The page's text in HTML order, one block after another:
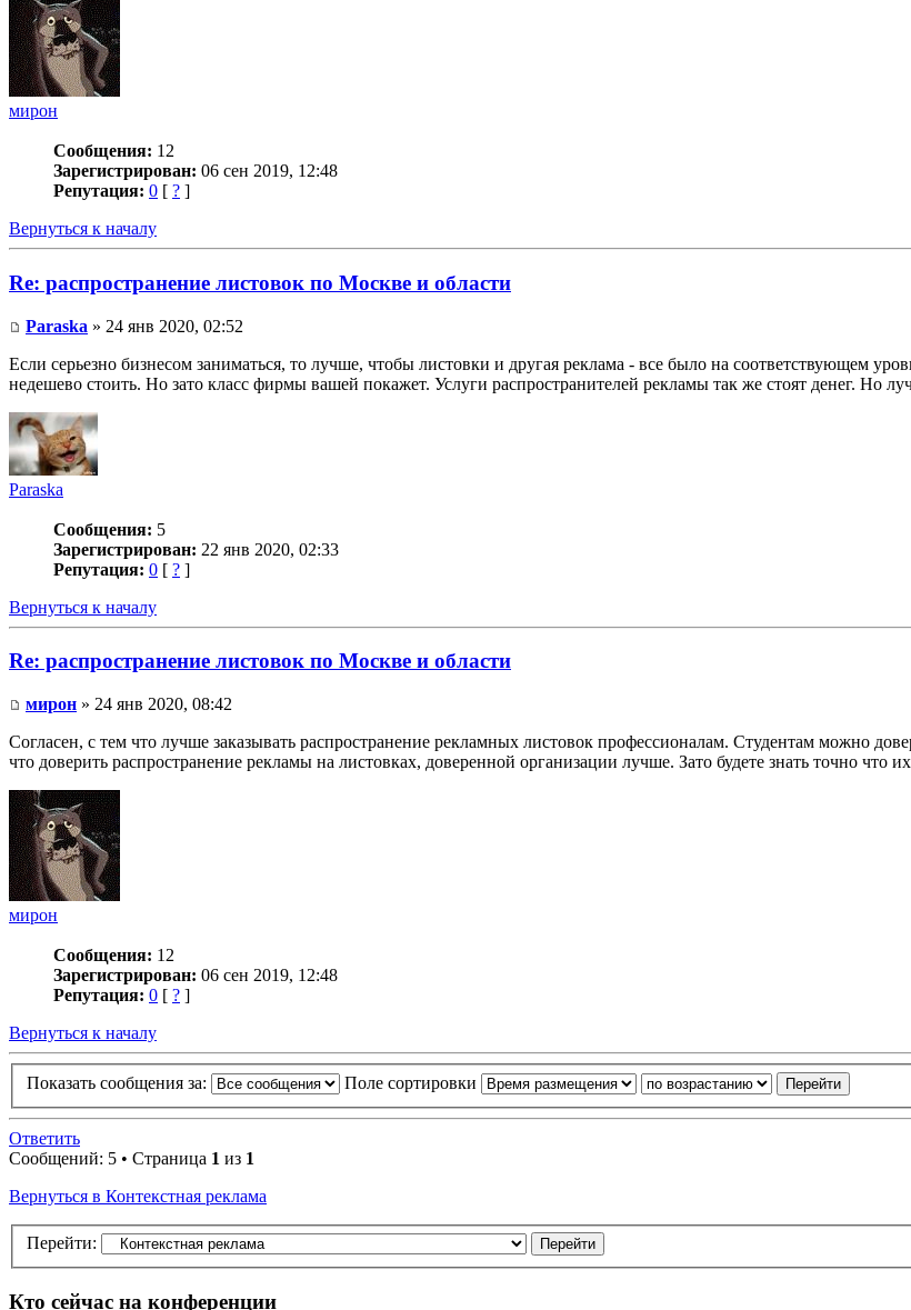
мирон
Сообщения: 12
Зарегистрирован: 06 сен 2019, 12:48
Репутация: 0 [ ? ]
Вернуться к началу
Re: распространение листовок по Москве и области
Paraska » 24 янв 2020, 02:52
Если серьезно бизнесом заниматься, то лучше, чтобы листовки и другая реклама - все было на соответствующем
недешево стоить. Но зато класс фирмы вашей покажет. Услуги распространителей рекламы так же стоят денег. Но
Paraska
Сообщения: 5
Зарегистрирован: 22 янв 2020, 02:33
Репутация: 0 [ ? ]
Вернуться к началу
Re: распространение листовок по Москве и области
мирон » 24 янв 2020, 08:42
Согласен, с тем что лучше заказывать распространение рекламных листовок профессионалам. Студентам можно
что доверить распространение рекламы на листовках, доверенной организации лучше. Зато будете знать точно что их
мирон
Сообщения: 12
Зарегистрирован: 06 сен 2019, 12:48
Репутация: 0 [ ? ]
Вернуться к началу
Показать сообщения за: Поле сортировки
Ответить
Сообщений: 5 • Страница 1 из 1
Вернуться в Контекстная реклама
Перейти:
Кто сейчас на конференции